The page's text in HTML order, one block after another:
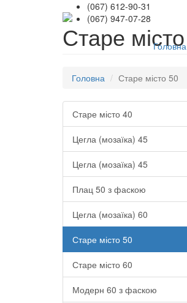
(067) 612-90-31
(067) 947-07-28
Головна
Старе
Головна Старе місто 50
Старе місто 40
Цегла (мозаїка) 45
Цегла (мозаїка) 45
Плац 50 з фаскою
Цегла (мозаїка) 60
Старе місто 50
Старе місто 60
Модерн 60 з фаскою